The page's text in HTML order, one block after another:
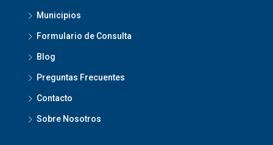
Municipios
Formulario de Consulta
Blog
Preguntas Frecuentes
Contacto
Sobre Nosotros